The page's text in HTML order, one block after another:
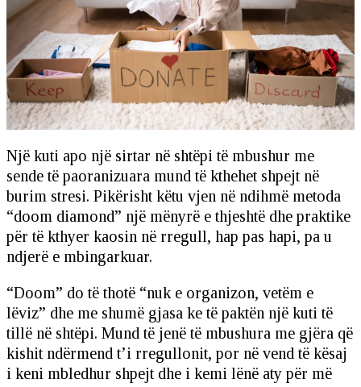
Një kuti apo një sirtar në shtëpi të mbushur me
sende të paoranizuara mund të kthehet shpejt në
burim stresi. Pikërisht këtu vjen në ndihmë metoda
“doom diamond” një mënyrë e thjeshtë dhe praktike
për të kthyer kaosin në rregull, hap pas hapi, pa u
ndjerë e mbingarkuar.
“Doom” do të thotë “nuk e organizon, vetëm e
lëviz” dhe me shumë gjasa ke të paktën një kuti të
tillë në shtëpi. Mund të jenë të mbushura me gjëra që
kishit ndërmend t’i rregullonit, por në vend të kësaj
i keni mbledhur shpejt dhe i kemi lënë aty për më